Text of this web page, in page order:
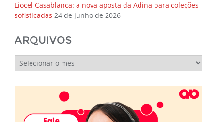
Liocel Casablanca: a nova aposta da Adina para coleções
sofisticadas 24 de junho de 2026
ARQUIVOS
Arquivos